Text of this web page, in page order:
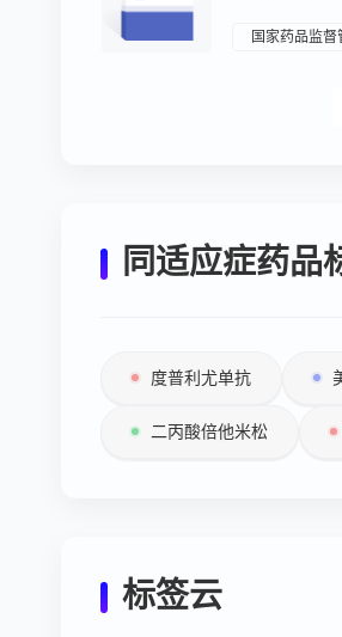
国家药品监督
同适应症药品
度普利尤单抗
二丙酸倍他米松
标签云